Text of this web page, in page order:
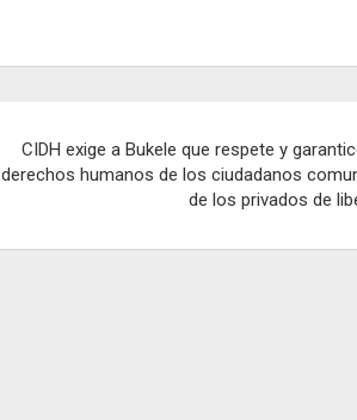
CIDH exige a Bukele que respete y
derechos humanos de los ciudadanos
de los privados de